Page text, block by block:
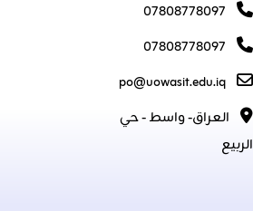
07808778097
07808778097
po@uowasit.edu.iq
العراق- واسط - حي
الربيع